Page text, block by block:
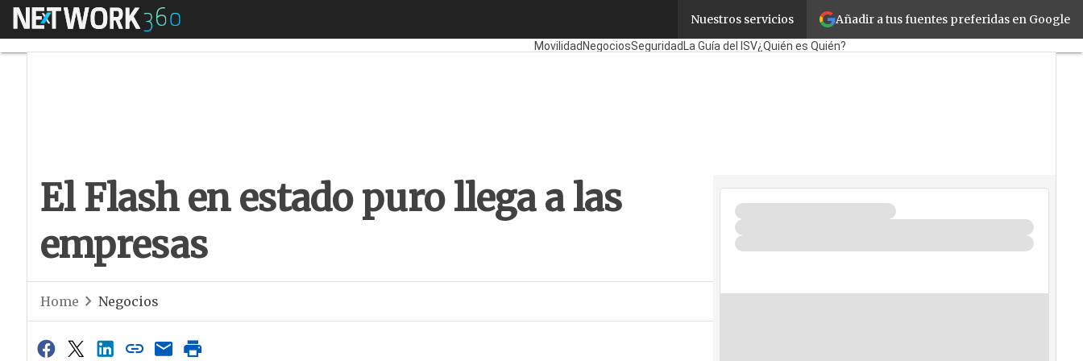
Añadir a tus fuentes preferidas en Google
Nuestros servicios
Menú TicPymesCorporateRetailCloud
Movilidad NegociosSeguridad La Guía del ISV¿Quién es Quién?
El Flash en estado puro llega a las
empresas
Home Negocios